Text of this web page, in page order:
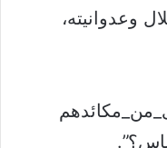
وعدوانيته،